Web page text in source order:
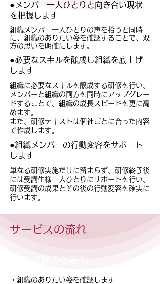
●メンバー一人ひとりと向き合い現状
を把握します
組織メンバー一人ひとりの声を拾うと同時
に、組織のありたい姿を確認することで、双
方の思いを明確にします。
●必要なスキルを醸成し組織を底上げ
します
組織に必要なスキルを醸成する研修を行い、
メンバーと組織の両方を同時にアップグレー
ドすることで、組織の成長スピードを更に高
めます。
また、研修テキストは個社ごとに合った内容
で作成します。
●組織メンバーの行動変容をサポート
します
単なる研修実施だけに留まらず、研修終了後
には受講生様一人ひとりにサポートを行い、
研修受講の成果とその後の行動変容を確実に
行います。
サービスの流れ
・組織のありたい姿を確認します